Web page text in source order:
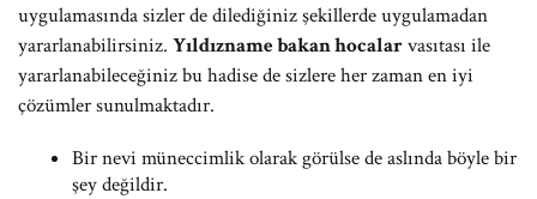
uygulamasında sizler de dilediğiniz şekillerde uygulamadan
yararlanabilirsiniz. Yıldızname bakan hocalarvasıtası ile
yararlanabileceğiniz bu hadise de sizlere her zaman en iyi
çözümler sunulmaktadır.
Bir nevi müneccimlik olarak görülse de aslında böyle bir
şey değildir.